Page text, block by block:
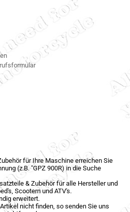
für Ihre Maschine erreichen Sie
(z.B. "GPZ 900R) in die Suche
& Zubehör für alle Hersteller und
Scootern und ATV's.
erweitert.
nicht finden, so senden Sie uns